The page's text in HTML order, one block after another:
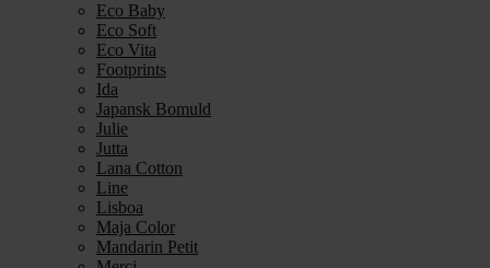
Eco Baby
Eco Soft
Eco Vita
Footprints
Ida
Japansk Bomuld
Julie
Jutta
Lana Cotton
Line
Lisboa
Maja Color
Mandarin Petit